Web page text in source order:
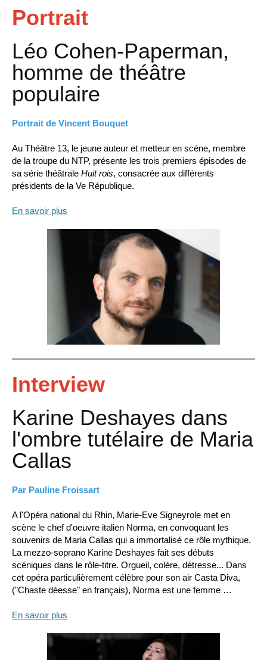
Portrait
Léo Cohen-Paperman,
homme de théâtre
populaire
Portrait de Vincent Bouquet
Au Théâtre 13, le jeune auteur et metteur en scène, membre
de la troupe du NTP, présente les trois premiers épisodes de
sa série théâtrale Huit rois, consacrée aux différents
présidents de la Ve République.
En savoir plus
Interview
Karine Deshayes dans
l'ombre tutélaire de Maria
Callas
Par Pauline Froissart
A l'Opéra national du Rhin, Marie-Eve Signeyrole met en
scène le chef d'oeuvre italien Norma, en convoquant les
souvenirs de Maria Callas qui a immortalisé ce rôle mythique.
La mezzo-soprano Karine Deshayes fait ses débuts
scéniques dans le rôle-titre. Orgueil, colère, détresse... Dans
cet opéra particulièrement célèbre pour son air Casta Diva,
("Chaste déesse" en français), Norma est une femme …
En savoir plus